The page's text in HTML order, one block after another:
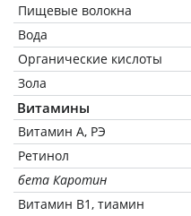
Пищевые волокна
Вода
Органические кислоты
Зола
Витамины
Витамин А, РЭ
Ретинол
бета Каротин
Витамин В1, тиамин